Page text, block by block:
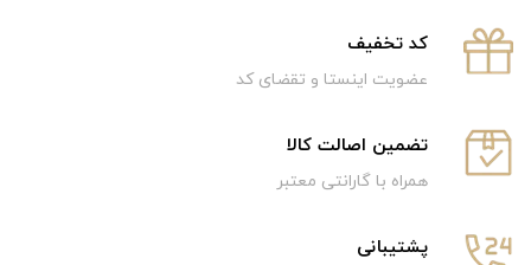
كد تخفيف
عضویت اینستا و تقضای کد
تضمین اصالت کالا
همراه با گارانتی معتبر
پشتیبانی